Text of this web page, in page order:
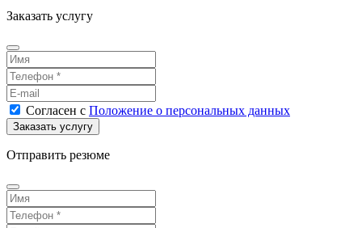
Заказать услугу
Согласен с Положение о персональных данных
Отправить резюме